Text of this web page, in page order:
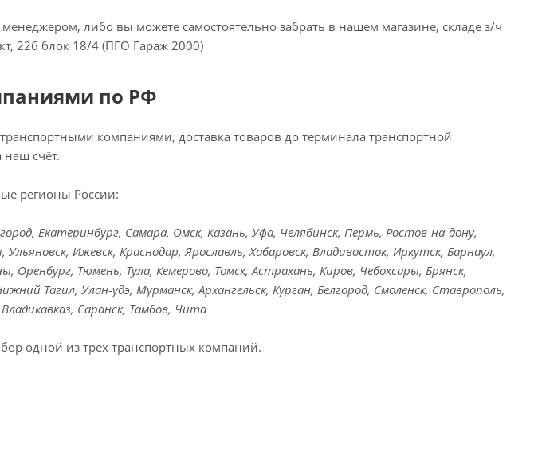
либо вы можете самостоятельно забрать в нашем магазине, складе з/ч
226 блок 18/4 (ПГО Гараж 2000)
по РФ
компаниями, доставка товаров до терминала транспортной
счёт.
регионы России:
Екатеринбург, Самара, Омск, Казань, Уфа, Челябинск, Пермь, Ростов-на-дону,
Ижевск, Краснодар, Ярославль, Хабаровск, Владивосток, Иркутск, Барнаул,
Оренбург, Тюмень, Тула, Кемерово, Томск, Астрахань, Киров, Чебоксары, Брянск,
Тагил, Улан-удэ, Мурманск, Архангельск, Курган, Белгород, Смоленск, Ставрополь,
Саранск, Тамбов, Чита
одной из трех транспортных компаний.